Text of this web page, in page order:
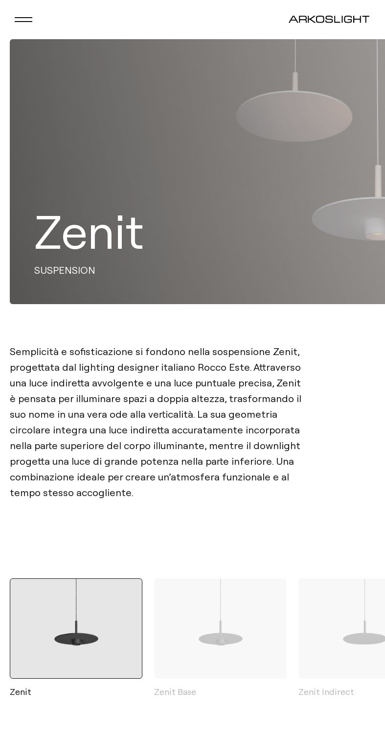
Zenit
SUSPENSION
Semplicità e sofisticazione si fondono nella sospensione Zenit,
progettata dal lighting designer italiano Rocco Este. Attraverso
una luce indiretta avvolgente e una luce puntuale precisa, Zenit
è pensata per illuminare spazi a doppia altezza, trasformando il
suo nome in una vera ode alla verticalità. La sua geometria
circolare integra una luce indiretta accuratamente incorporata
nella parte superiore del corpo illuminante, mentre il downlight
progetta una luce di grande potenza nella parte inferiore. Una
combinazione ideale per creare un’atmosfera funzionale e al
tempo stesso accogliente.
Zenit Zenit Base Zenit Indirect